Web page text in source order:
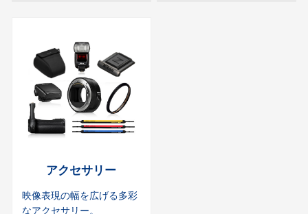
アクセサリー
映像表現の幅を広げる多彩
なアクセサリー。